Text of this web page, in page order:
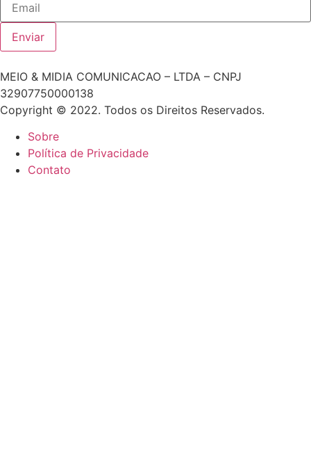
Enviar
MEIO & MIDIA COMUNICACAO – LTDA – CNPJ
32907750000138
Copyright © 2022. Todos os Direitos Reservados.
Sobre
Política de Privacidade
Contato